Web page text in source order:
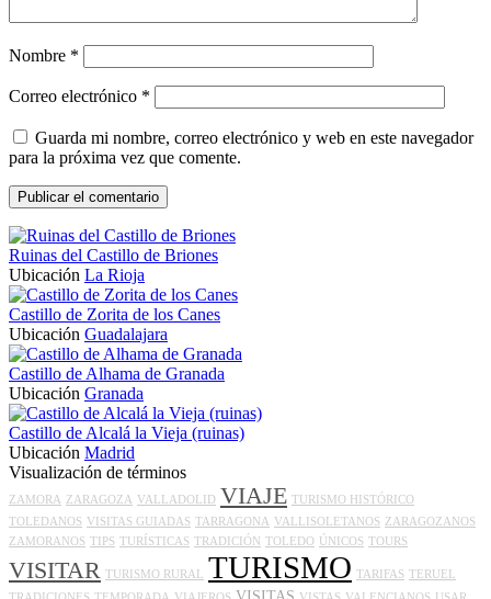
Nombre *
Correo electrónico *
Guarda mi nombre, correo electrónico y web en este navegador
para la próxima vez que comente.
Ruinas del Castillo de Briones
Ubicación La Rioja
Castillo de Zorita de los Canes
Ubicación Guadalajara
Castillo de Alhama de Granada
Ubicación Granada
Castillo de Alcalá la Vieja (ruinas)
Ubicación Madrid
Visualización de términos
ZAMORA ZARAGOZA VALLADOLID VIAJE TURISMO HISTÓRICO
TOLEDANOS VISITAS GUIADAS TARRAGONA VALLISOLETANOS ZARAGOZANOS
ZAMORANOS TIPS TURÍSTICAS TRADICIÓN TOLEDO ÚNICOS TOURS
VISITAR TURISMO RURAL TURISMO TARIFAS TERUEL